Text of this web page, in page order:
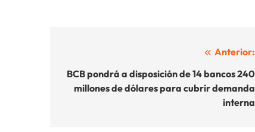
de
entradas
Anterior:
BCB pondrá a disposición de 14 bancos 240
millones de dólares para cubrir demanda
interna